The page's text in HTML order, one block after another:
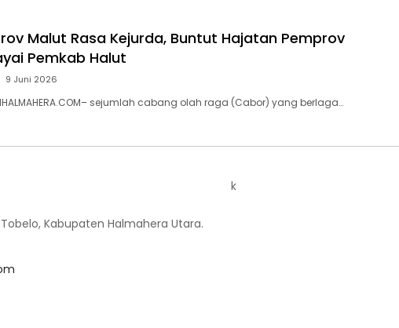
Malut Rasa Kejurda, Buntut Hajatan Pemprov
Pemkab Halut
9 Juni 2026
sejumlah cabang olah raga (Cabor) yang berlaga…
Kabupaten Halmahera Utara.
k